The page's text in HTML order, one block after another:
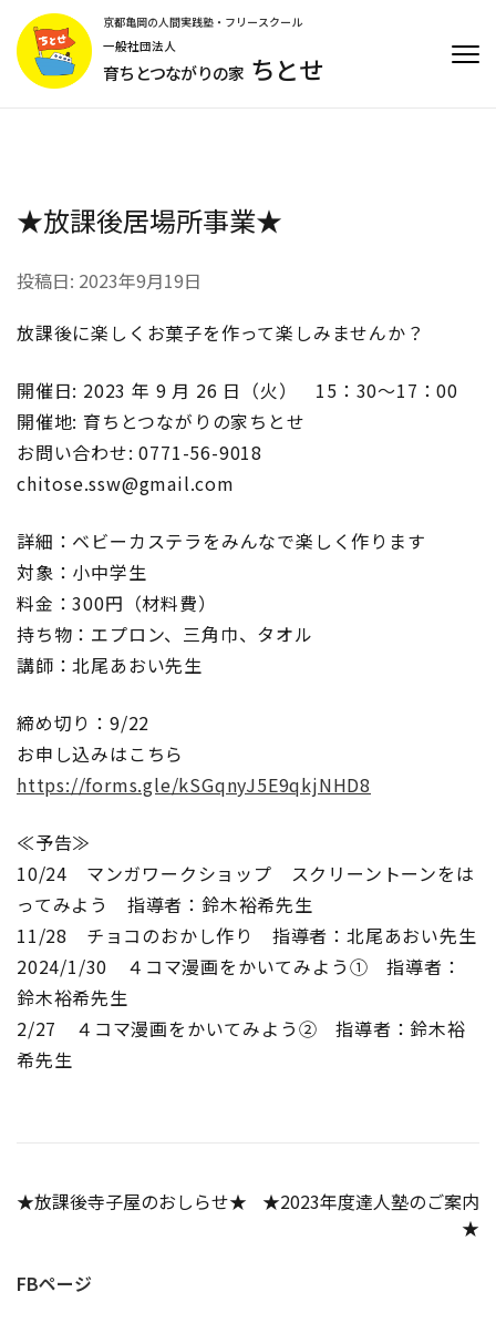
(Enter
京都亀岡の人間実践塾・フリースクール
一般社団法人
育ちとつながりの家 ちとせ
★放課後居場所事業★
投稿日: 2023年9月19日
放課後に楽しくお菓子を作って楽しみませんか？
開催日: 2023 年 9 月 26 日（火） 15：30～17：00
開催地: 育ちとつながりの家ちとせ
お問い合わせ: 0771-56-9018
chitose.ssw@gmail.com
詳細：ベビーカステラをみんなで楽しく作ります
対象：小中学生
料金：300円（材料費）
持ち物：エプロン、三角巾、タオル
講師：北尾あおい先生
締め切り：9/22
お申し込みはこちら
https://forms.gle/kSGqnyJ5E9qkjNHD8
≪予告≫
10/24 マンガワークショップ スクリーントーンをは
ってみよう 指導者：鈴木裕希先生
11/28 チョコのおかし作り 指導者：北尾あおい先生
2024/1/30 ４コマ漫画をかいてみよう① 指導者：
鈴木裕希先生
2/27 ４コマ漫画をかいてみよう② 指導者：鈴木裕
希先生
投
ナ
★放課後寺子屋のおしらせ★
★2023年度達人塾のご案内
★
FBページ